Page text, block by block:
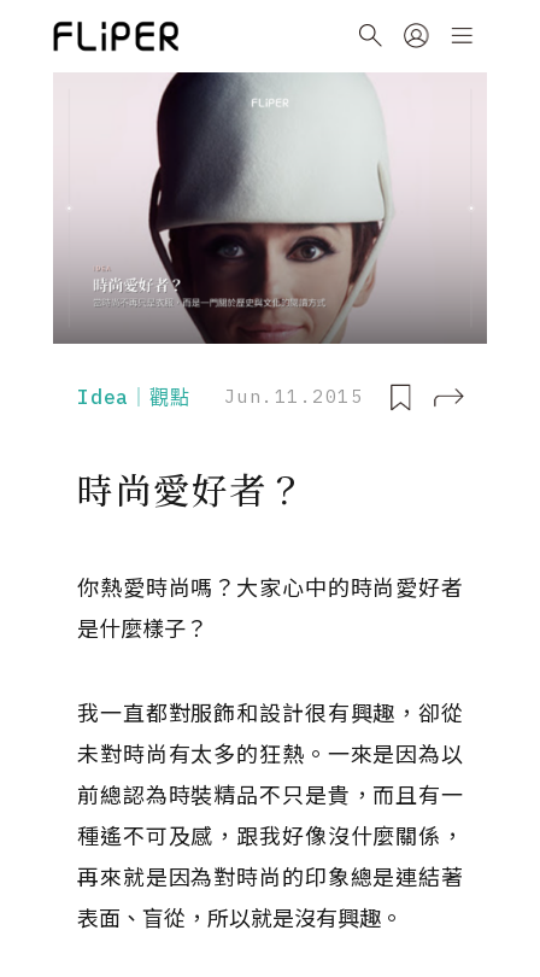
Idea｜觀點 Jun.11.2015
時尚愛好者？
你熱愛時尚嗎？大家心中的時尚愛好者
是什麼樣子？
我一直都對服飾和設計很有興趣，卻從
未對時尚有太多的狂熱。一來是因為以
前總認為時裝精品不只是貴，而且有一
種遙不可及感，跟我好像沒什麼關係，
再來就是因為對時尚的印象總是連結著
表面、盲從，所以就是沒有興趣。